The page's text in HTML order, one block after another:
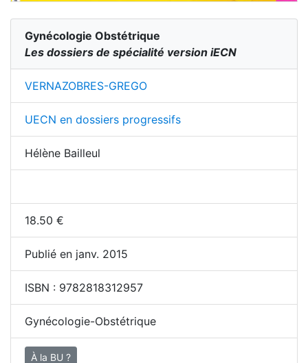
Gynécologie Obstétrique
Les dossiers de spécialité version iECN
VERNAZOBRES-GREGO
UECN en dossiers progressifs
Hélène Bailleul
18.50 €
Publié en janv. 2015
ISBN : 9782818312957
Gynécologie-Obstétrique
À la BU ?